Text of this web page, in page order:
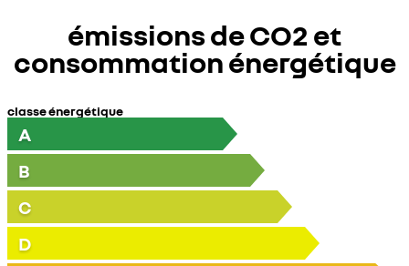
émissions de CO2 et
consommation énergétique
classe énergétique
A
B
C
D